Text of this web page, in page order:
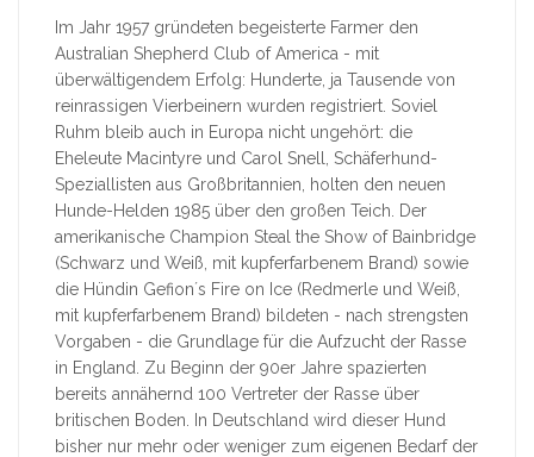
Im Jahr 1957 gründeten begeisterte Farmer den
Australian Shepherd Club of America - mit
überwältigendem Erfolg: Hunderte, ja Tausende von
reinrassigen Vierbeinern wurden registriert. Soviel
Ruhm bleib auch in Europa nicht ungehört: die
Eheleute Macintyre und Carol Snell, Schäferhund-
Speziallisten aus Großbritannien, holten den neuen
Hunde-Helden 1985 über den großen Teich. Der
amerikanische Champion Steal the Show of Bainbridge
(Schwarz und Weiß, mit kupferfarbenem Brand) sowie
die Hündin Gefion´s Fire on Ice (Redmerle und Weiß,
mit kupferfarbenem Brand) bildeten - nach strengsten
Vorgaben - die Grundlage für die Aufzucht der Rasse
in England. Zu Beginn der 90er Jahre spazierten
bereits annähernd 100 Vertreter der Rasse über
britischen Boden. In Deutschland wird dieser Hund
bisher nur mehr oder weniger zum eigenen Bedarf der